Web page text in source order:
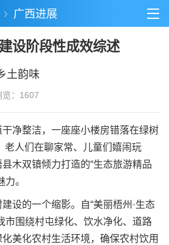
广西进展
设阶段性成效综述
土韵味
：1607
整洁，一座座小楼房错落在绿树
老人们在聊家常、儿童们嬉闹玩
木双镇倾力打造的“生态旅游精品
。
的一个缩影。自“美丽梧州·生态
市围绕村屯绿化、饮水净化、道路
美化农村生活环境，确保农村饮用